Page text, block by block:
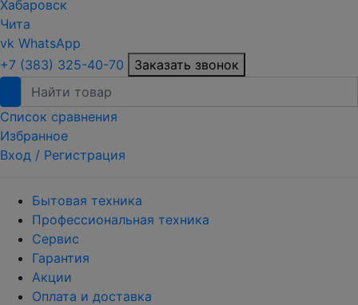
Хабаровск
Чита
vk WhatsApp
+7 (383) 325-40-70
Заказать звонок
Список сравнения
Избранное
Вход / Регистрация
Бытовая техника
Профессиональная техника
Сервис
Гарантия
Акции
Оплата и доставка